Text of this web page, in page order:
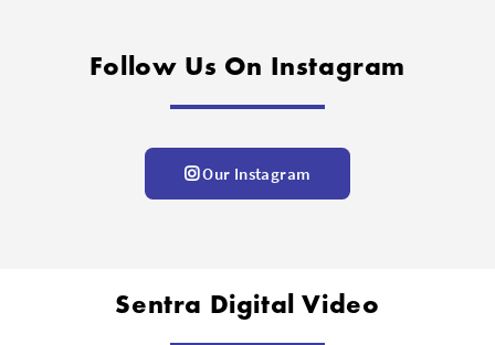
Follow Us On Instagram
Our Instagram
Sentra Digital Video